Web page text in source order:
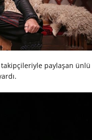
paylaşan ünlü